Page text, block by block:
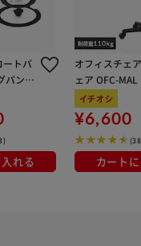
ートパ
パン入
ガス
ブラ
れる
オフィスチェ
ェア OFC-
ン
イチオシ
¥6,600
カート